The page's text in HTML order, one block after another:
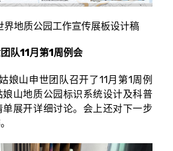
界地质公园工作宣传展板设计稿
队11月第1周例会
山申世团队召开了11月第1周例
山地质公园标识系统设计及科普
展开详细讨论。会上还对下一步